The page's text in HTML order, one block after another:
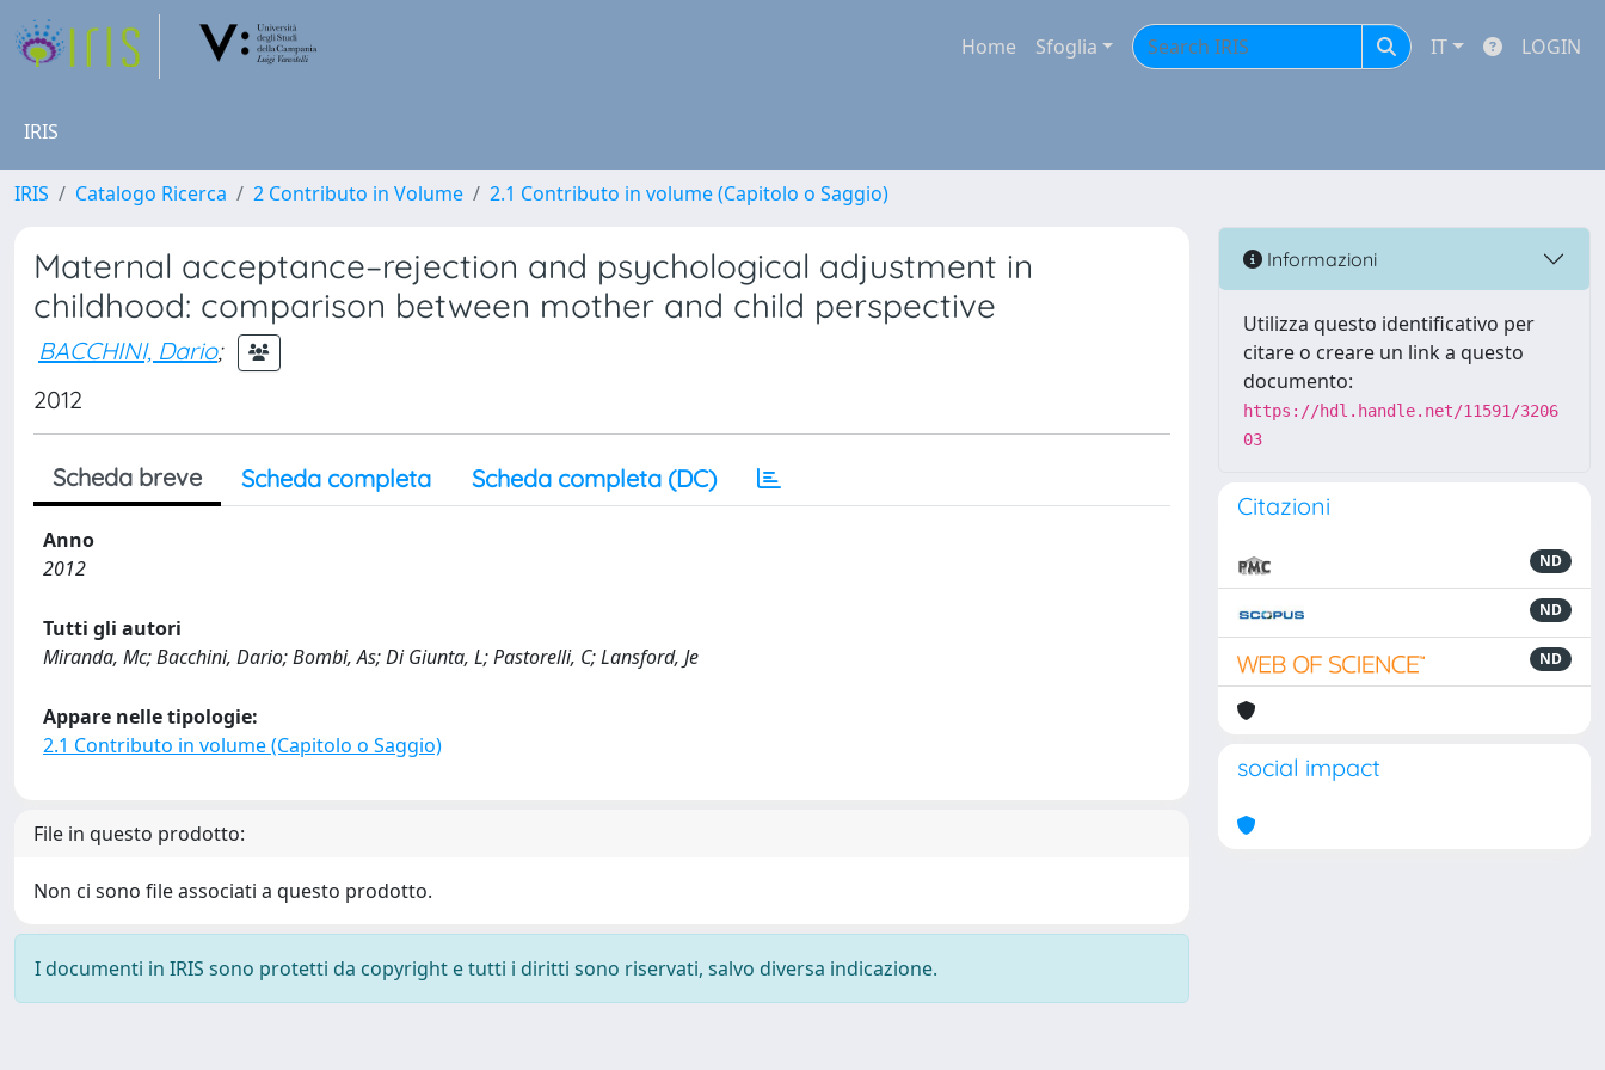
Home Sfoglia IT LOGIN
IRIS
IRIS Catalogo Ricerca 2 Contributo in Volume 2.1 Contributo in volume (Capitolo o Saggio)
Maternal acceptance–rejection and psychological adjustment in
childhood: comparison between mother and child perspective
BACCHINI, Dario;
2012
Scheda breve Scheda completa Scheda completa (DC)
Anno
2012
Tutti gli autori
Miranda, Mc; Bacchini, Dario; Bombi, As; Di Giunta, L; Pastorelli, C; Lansford, Je
Appare nelle tipologie:
2.1 Contributo in volume (Capitolo o Saggio)
File in questo prodotto:
Non ci sono file associati a questo prodotto.
I documenti in IRIS sono protetti da copyright e tutti i diritti sono riservati, salvo diversa indicazione.
Informazioni
Utilizza questo identificativo per
citare o creare un link a questo
documento:
https://hdl.handle.net/11591/3206
03
Citazioni
ND
ND
ND
social impact